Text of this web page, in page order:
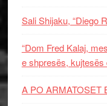
Sali Shijaku, “Diego
“Dom Fred Kalaj,
e shpresës, kujtesës
A PO ARMATOSET